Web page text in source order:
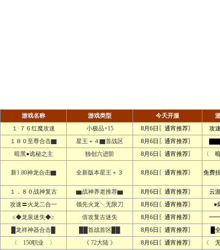
游戏名称 游戏类型 今天开服
１·７６红魔攻速
小极品+15 8月6日〖通宵推荐〗
攻
１８０至尊合击▇
星王＋４▇首战区 8月6日〖通宵推荐〗
暗黑●诡秘之主
独创六进阶 8月6日〖通宵推荐〗 〈
新1.80神龙合击▇ 全新版本星王＋３ 8月6日〖通宵推荐〗 免费
１．８０战神复古 ▆战神养老推荐▆ 8月6日〖通宵推荐〗
云
攻速〓火龙二合一
领先火龙╲无限刀 8月6日〖通宵推荐〗
●
≤◆龙泉迷失◆≥
倍攻复古迷失 8月6日〖通宵推荐〗
━━
█龙祥神器合击█
██首战首区██ 8月6日〖通宵推荐〗
█
〈 150职业 〉
《 72大陆 》 8月6日〖通宵推荐〗
〈